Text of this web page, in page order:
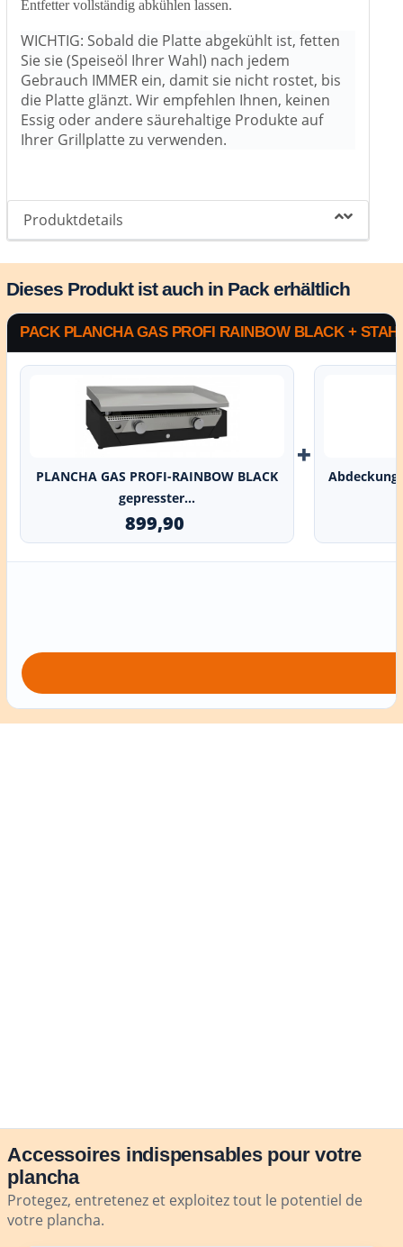
Entfetter vollständig abkühlen lassen.
WICHTIG: Sobald die Platte abgekühlt ist, fetten
Sie sie (Speiseöl Ihrer Wahl) nach jedem
Gebrauch IMMER ein, damit sie nicht rostet, bis
die Platte glänzt. Wir empfehlen Ihnen, keinen
Essig oder andere säurehaltige Produkte auf
Ihrer Grillplatte zu verwenden.
Produktdetails
Dieses Produkt ist auch in Pack erhältlich
PACK PLANCHA GAS PROFI RAINBOW BLACK +
PLANCHA GAS PROFI-RAINBOW BLACK
gepresster...
899,90
+
Abdeckung
Accessoires indispensables pour votre
plancha
Protegez, entretenez et exploitez tout le potentiel de
votre plancha.